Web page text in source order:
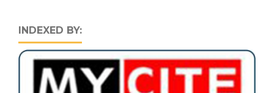
INDEXED BY: